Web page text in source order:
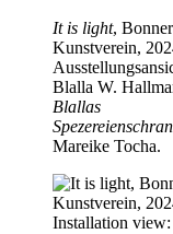
It is light, Bonner
Kunstverein,
Blalla W.
Blallas
Mareike Tocha.